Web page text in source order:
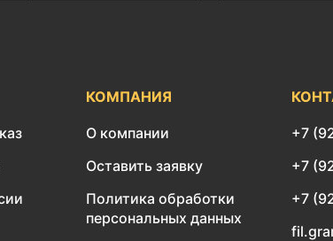
КОМПАНИЯ
О компании
Оставить заявку
Политика обработки
персональных данных
+7
+7
+7